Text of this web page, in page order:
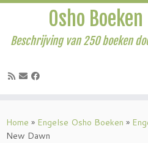
naar
inhoud
Osho
Beschrijving van 250 boeken
Home » Engelse Osho Boeken »
New Dawn